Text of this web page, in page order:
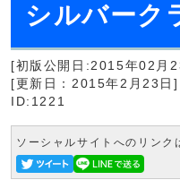
シルバーク
[初版公開日:2015年02月
[更新日：2015年2月23日]
ID:1221
ソーシャルサイトへのリンク